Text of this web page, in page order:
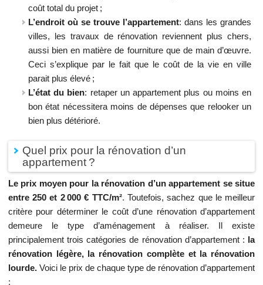
coût total du projet ;
L’endroit où se trouve l’appartement: dans les grandes
villes, les travaux de rénovation reviennent plus chers,
aussi bien en matière de fourniture que de main d’œuvre.
Ceci s’explique par le fait que le coût de la vie en ville
parait plus élevé ;
L’état du bien: retaper un appartement plus ou moins en
bon état nécessitera moins de dépenses que relooker un
bien plus détérioré.
Quel prix pour la rénovation d’un
appartement ?
Le prix moyen pour la rénovation d’un appartement se situe
entre 250 et 2 000 € TTC/m². Toutefois, sachez que le meilleur
critère pour déterminer le coût d’une rénovation d’appartement
demeure le type d’aménagement à réaliser. Il existe
principalement trois catégories de rénovation d’appartement : la
rénovation légère, la rénovation complète et la rénovation
lourde.Voici le prix de chaque type de rénovation d’appartement
: